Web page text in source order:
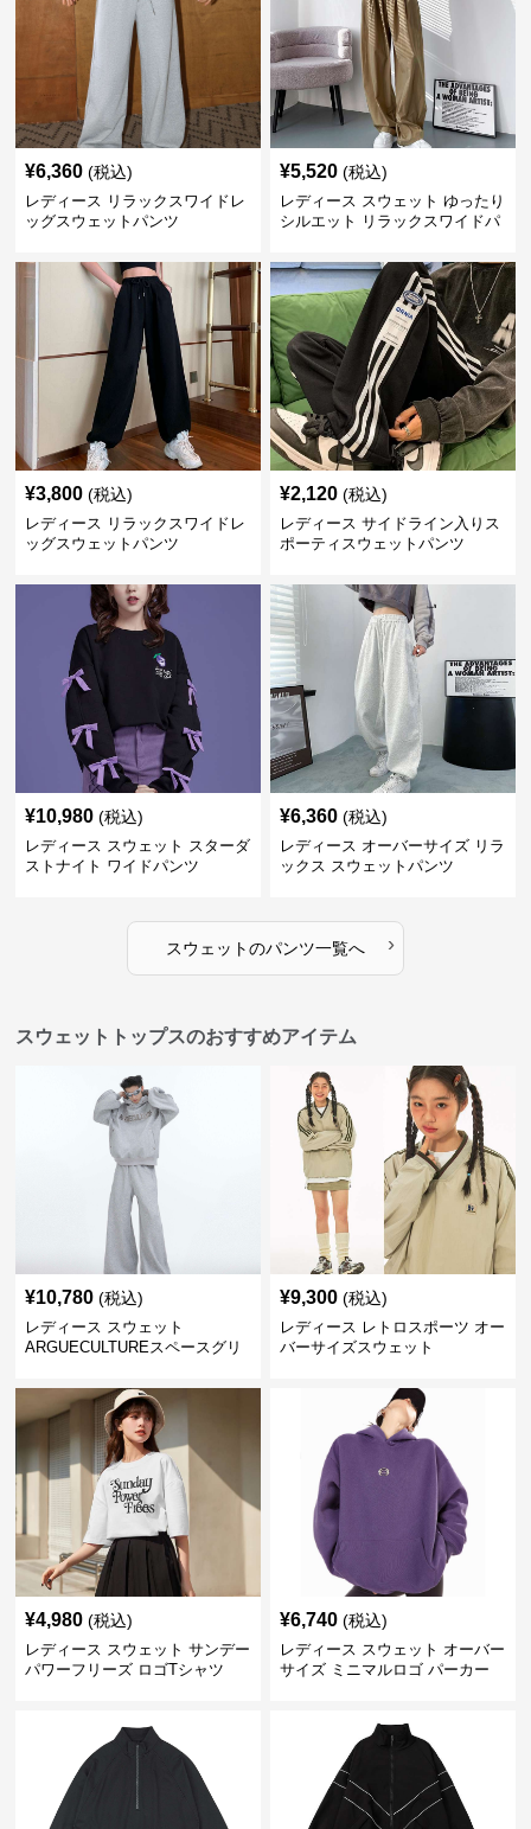
¥6,360 (税込)
レディース リラックスワイドレ
ッグスウェットパンツ
¥5,520 (税込)
レディース スウェット ゆったり
シルエット リラックスワイドパ
¥3,800 (税込)
レディース リラックスワイドレ
ッグスウェットパンツ
¥2,120 (税込)
レディース サイドライン入りス
ポーティスウェットパンツ
¥10,980 (税込)
レディース スウェット スターダ
ストナイト ワイドパンツ
¥6,360 (税込)
レディース オーバーサイズ リラ
ックス スウェットパンツ
スウェットのパンツ一覧へ ›
スウェットトップスのおすすめアイテム
¥10,780 (税込)
レディース スウェット
ARGUECULTUREスペースグリ
¥9,300 (税込)
レディース レトロスポーツ オー
バーサイズスウェット
¥4,980 (税込)
レディース スウェット サンデー
パワーフリーズ ロゴTシャツ
¥6,740 (税込)
レディース スウェット オーバー
サイズ ミニマルロゴ パーカー